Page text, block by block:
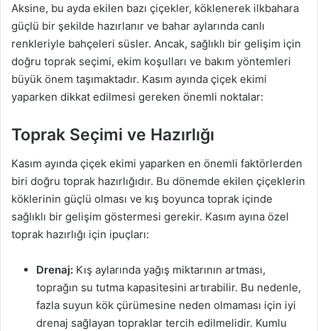
Aksine, bu ayda ekilen bazı çiçekler, köklenerek ilkbahara
güçlü bir şekilde hazırlanır ve bahar aylarında canlı
renkleriyle bahçeleri süsler. Ancak, sağlıklı bir gelişim için
doğru toprak seçimi, ekim koşulları ve bakım yöntemleri
büyük önem taşımaktadır. Kasım ayında çiçek ekimi
yaparken dikkat edilmesi gereken önemli noktalar:
Toprak Seçimi ve Hazırlığı
Kasım ayında çiçek ekimi yaparken en önemli faktörlerden
biri doğru toprak hazırlığıdır. Bu dönemde ekilen çiçeklerin
köklerinin güçlü olması ve kış boyunca toprak içinde
sağlıklı bir gelişim göstermesi gerekir. Kasım ayına özel
toprak hazırlığı için ipuçları:
Drenaj: Kış aylarında yağış miktarının artması,
toprağın su tutma kapasitesini artırabilir. Bu nedenle,
fazla suyun kök çürümesine neden olmaması için iyi
drenaj sağlayan topraklar tercih edilmelidir. Kumlu